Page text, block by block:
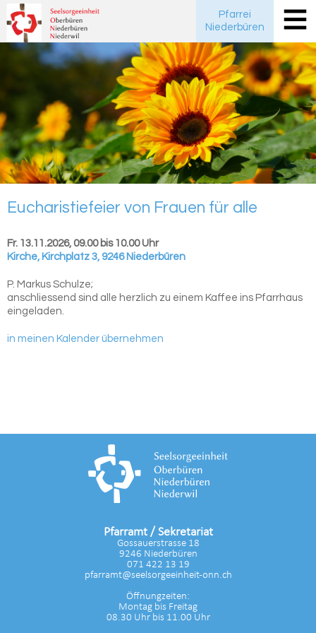
Pfarrei
Niederbüren
Eu­cha­ris­tie­fei­er von Frau­en für alle
Fr. 13.11.2026, 09.00 bis 10.00 Uhr
Kirche, Kirchplatz 3, 9246 Niederbüren
P. Markus Schulze;
anschliessend sind alle herzlich zu einem Kaffee ins Pfarrhaus
eingeladen.
in meinen Kalender übernehmen
Pfarramt / Sekretariat
Gossauerstrasse 18
9246 Niederbüren
071 422 13 19
pfarramt@seelsorgeeinheit-onn.ch
Öffnungzeiten:
Montag bis Freitag
08.30 Uhr bis 11.00 Uhr